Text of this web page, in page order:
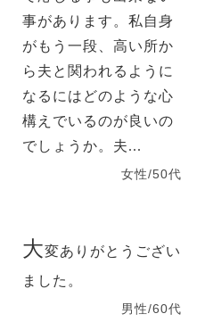
事があります。私自身
がもう一段、高い所か
ら夫と関われるように
なるにはどのような心
構えでいるのが良いの
でしょうか。夫...
女性/50代
大変ありがとうござい
ました。
男性/60代